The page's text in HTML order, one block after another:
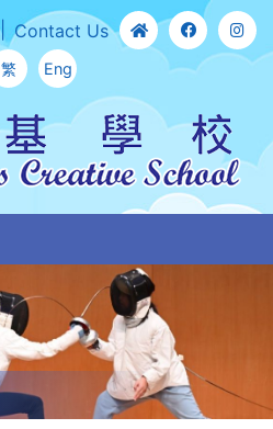
Contact Us
繁 Eng